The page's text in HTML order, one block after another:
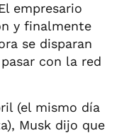
empresario
y finalmente
se disparan
con la red
(el mismo día
Musk dijo que